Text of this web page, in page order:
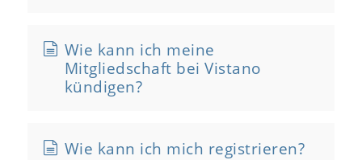
Wie kann ich meine
Mitgliedschaft bei Vistano
kündigen?
Wie kann ich mich registrieren?